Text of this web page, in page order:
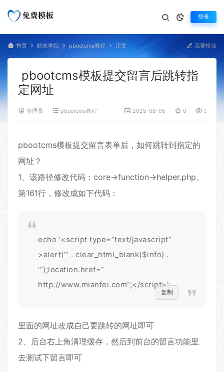
登录
首页 站长学院 pbootcms教程 正文 我要投稿
pbootcms模板提交留言后跳转指
定网址
管理员 pbootcms教程 2025-08-05 0 377
pbootcms模板提交留言表单后，如何跳转到指定的
网址？
1、该路径修改代码：core->function->helper.php。
第161行，修改成如下代码：
echo ‘<script type=”text/javascript”
>alert(“‘ . clear_html_blank($info) .
‘”);location.href=”
http://www.mianfei.com”;</script>’;
复制
里面的网址改成自己要跳转的网址即可
2、后台右上角清理缓存，然后到前台的留言功能里
去测试下留言即可